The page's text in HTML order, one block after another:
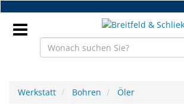
Zum
Hauptinhalt
springen
Werkstatt Bohren Öler